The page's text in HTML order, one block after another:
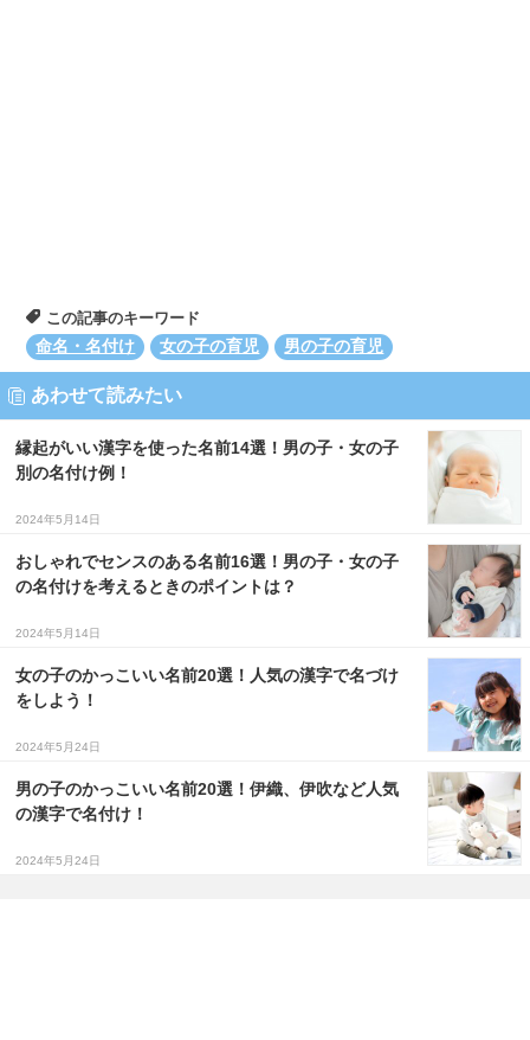
この記事のキーワード
命名・名付け
女の子の育児 男の子の育児
あわせて読みたい
縁起がいい漢字を使った名前14選！男の子・女の子
別の名付け例！
2024年5月14日
おしゃれでセンスのある名前16選！男の子・女の子
の名付けを考えるときのポイントは？
2024年5月14日
女の子のかっこいい名前20選！人気の漢字で名づけ
をしよう！
2024年5月24日
男の子のかっこいい名前20選！伊織、伊吹など人気
の漢字で名付け！
2024年5月24日